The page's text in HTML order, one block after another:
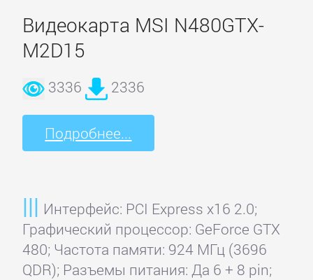
Видеокарта MSI N480GTX-
M2D15
3336 2336
Подробнее...
Интерфейс: PCI Express x16 2.0;
Графический процессор: GeForce GTX
480; Частота памяти: 924 МГц (3696
QDR); Разъемы питания: Да 6 + 8 pin;